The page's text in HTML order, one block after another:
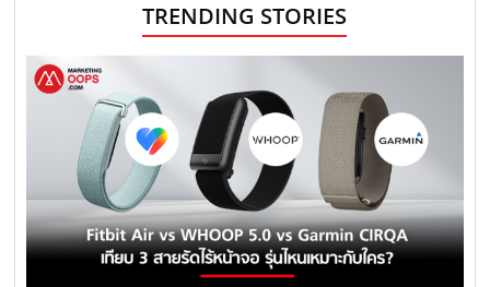
TRENDING STORIES